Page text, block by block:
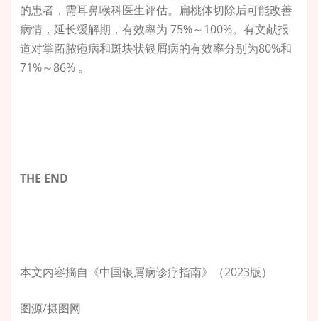
的患者，需耳鼻喉科医生评估。扁桃体切除后可能改善
病情，延长缓解期，有效率为 75%～100%。有文献报
道对掌跖脓疱病和斑块状银屑病的有效率分别为80%和
71%～86% 。
THE END
本文内容摘自《中国银屑病诊疗指南》（2023版）
图源/摄图网